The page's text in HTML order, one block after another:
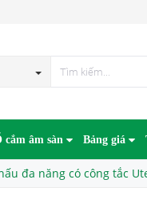
cắm âm sàn Bảng giá
đa năng có công tắc